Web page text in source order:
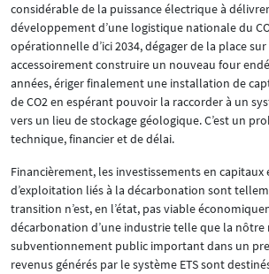
considérable de la puissance électrique à
développement d’une logistique nationale du
opérationnelle d’ici 2034, dégager de la place
accessoirement construire un nouveau four
années, ériger finalement une installation de
de CO2 en espérant pouvoir la raccorder à un
vers un lieu de stockage géologique. C’est un
technique, financier et de délai.
Financièrement, les investissements en capitaux
d’exploitation liés à la décarbonation sont
transition n’est, en l’état, pas viable
décarbonation d’une industrie telle que la nôtre
subventionnement public important dans un
revenus générés par le système ETS sont